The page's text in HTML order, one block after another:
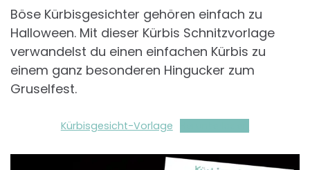
Böse Kürbisgesichter gehören einfach zu
Halloween. Mit dieser Kürbis Schnitzvorlage
verwandelst du einen einfachen Kürbis zu
einem ganz besonderen Hingucker zum
Gruselfest.
Kürbisgesicht-Vorlage